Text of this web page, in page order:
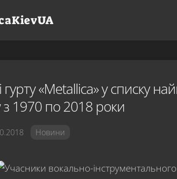
гурту «Metallica» у списку
з 1970 по 2018 роки
Новини